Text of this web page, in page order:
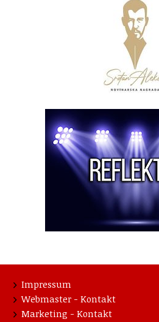
Impressum
Webmaster - Kontakt
Marketing - Kontakt